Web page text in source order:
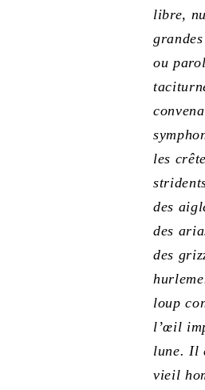
libre,
ou
les
des
des
des
loup
l’œil
lune. Il
vieil